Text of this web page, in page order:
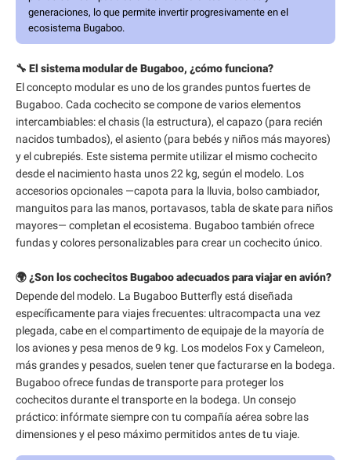
generaciones, lo que permite invertir progresivamente en el
ecosistema Bugaboo.
🔧 El sistema modular de Bugaboo, ¿cómo funciona?
El concepto modular es uno de los grandes puntos fuertes de
Bugaboo. Cada cochecito se compone de varios elementos
intercambiables: el chasis (la estructura), el capazo (para recién
nacidos tumbados), el asiento (para bebés y niños más mayores)
y el cubrepiés. Este sistema permite utilizar el mismo cochecito
desde el nacimiento hasta unos 22 kg, según el modelo. Los
accesorios opcionales —capota para la lluvia, bolso cambiador,
manguitos para las manos, portavasos, tabla de skate para niños
mayores— completan el ecosistema. Bugaboo también ofrece
fundas y colores personalizables para crear un cochecito único.
🌍 ¿Son los cochecitos Bugaboo adecuados para viajar en avión?
Depende del modelo. La Bugaboo Butterfly está diseñada
específicamente para viajes frecuentes: ultracompacta una vez
plegada, cabe en el compartimento de equipaje de la mayoría de
los aviones y pesa menos de 9 kg. Los modelos Fox y Cameleon,
más grandes y pesados, suelen tener que facturarse en la bodega.
Bugaboo ofrece fundas de transporte para proteger los
cochecitos durante el transporte en la bodega. Un consejo
práctico: infórmate siempre con tu compañía aérea sobre las
dimensiones y el peso máximo permitidos antes de tu viaje.